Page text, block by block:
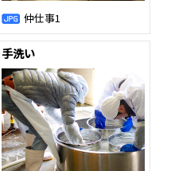
仲仕事1
手洗い